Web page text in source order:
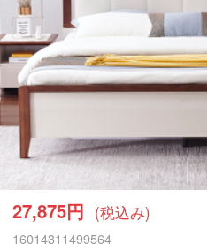
27,875円 (税込み)
16014311499564